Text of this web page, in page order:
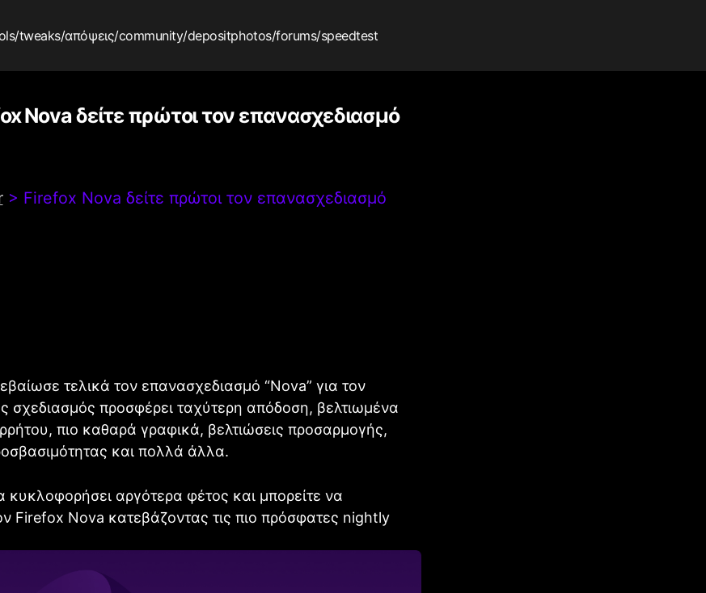
/tweaks/απόψεις/community/depositphotos/forums/speedtest
Nova δείτε πρώτοι τον επανασχεδιασμό
> Firefox Nova δείτε πρώτοι τον επανασχεδιασμό
τελικά τον επανασχεδιασμό “Nova” για τον
σχεδιασμός προσφέρει ταχύτερη απόδοση, βελτιωμένα
πιο καθαρά γραφικά, βελτιώσεις προσαρμογής,
και πολλά άλλα.
κυκλοφορήσει αργότερα φέτος και μπορείτε να
Firefox Nova κατεβάζοντας τις πιο πρόσφατες nightly